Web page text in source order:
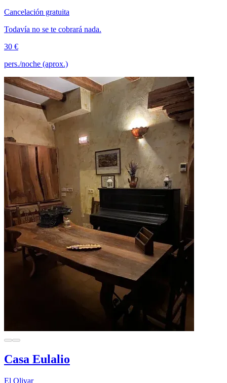
Cancelación gratuita
Todavía no se te cobrará nada.
30 €
pers./noche (aprox.)
Casa Eulalio
El Olivar